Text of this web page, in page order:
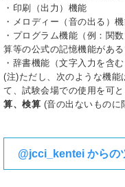
・印刷（出力）機能
・メロディー（音の出る）
・プログラム機能（例：関
算等の公式の記憶機能がある
・辞書機能（文字入力を含む
(注)ただし、次のような機能
て、試験会場での使用を可と
算、検算 (音の出ないものに
@jcci_kentei からの